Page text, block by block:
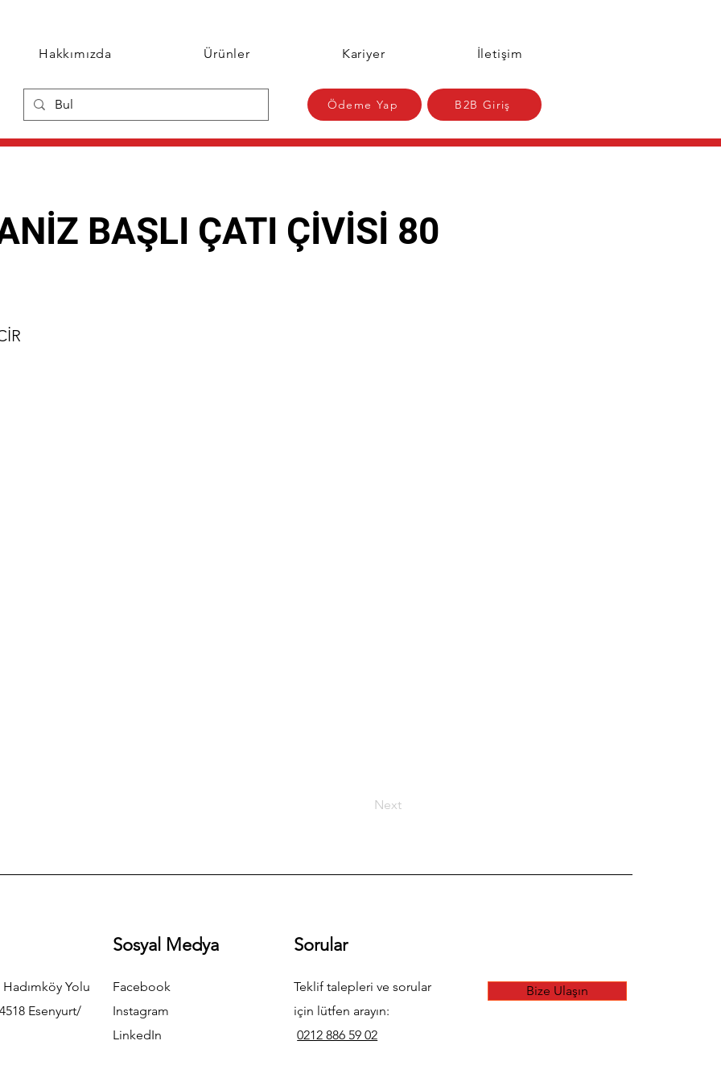
Hakkımızda Ürünler Kariyer İletişim
Ödeme Yap B2B Giriş
BAŞLI ÇATI ÇİVİSİ 80
Next
Yolu
Esenyurt/
Sosyal Medya
Facebook
Instagram
LinkedIn
Sorular
Teklif talepleri ve sorular
için lütfen arayın:
0212 886 59 02
Bize Ulaşın